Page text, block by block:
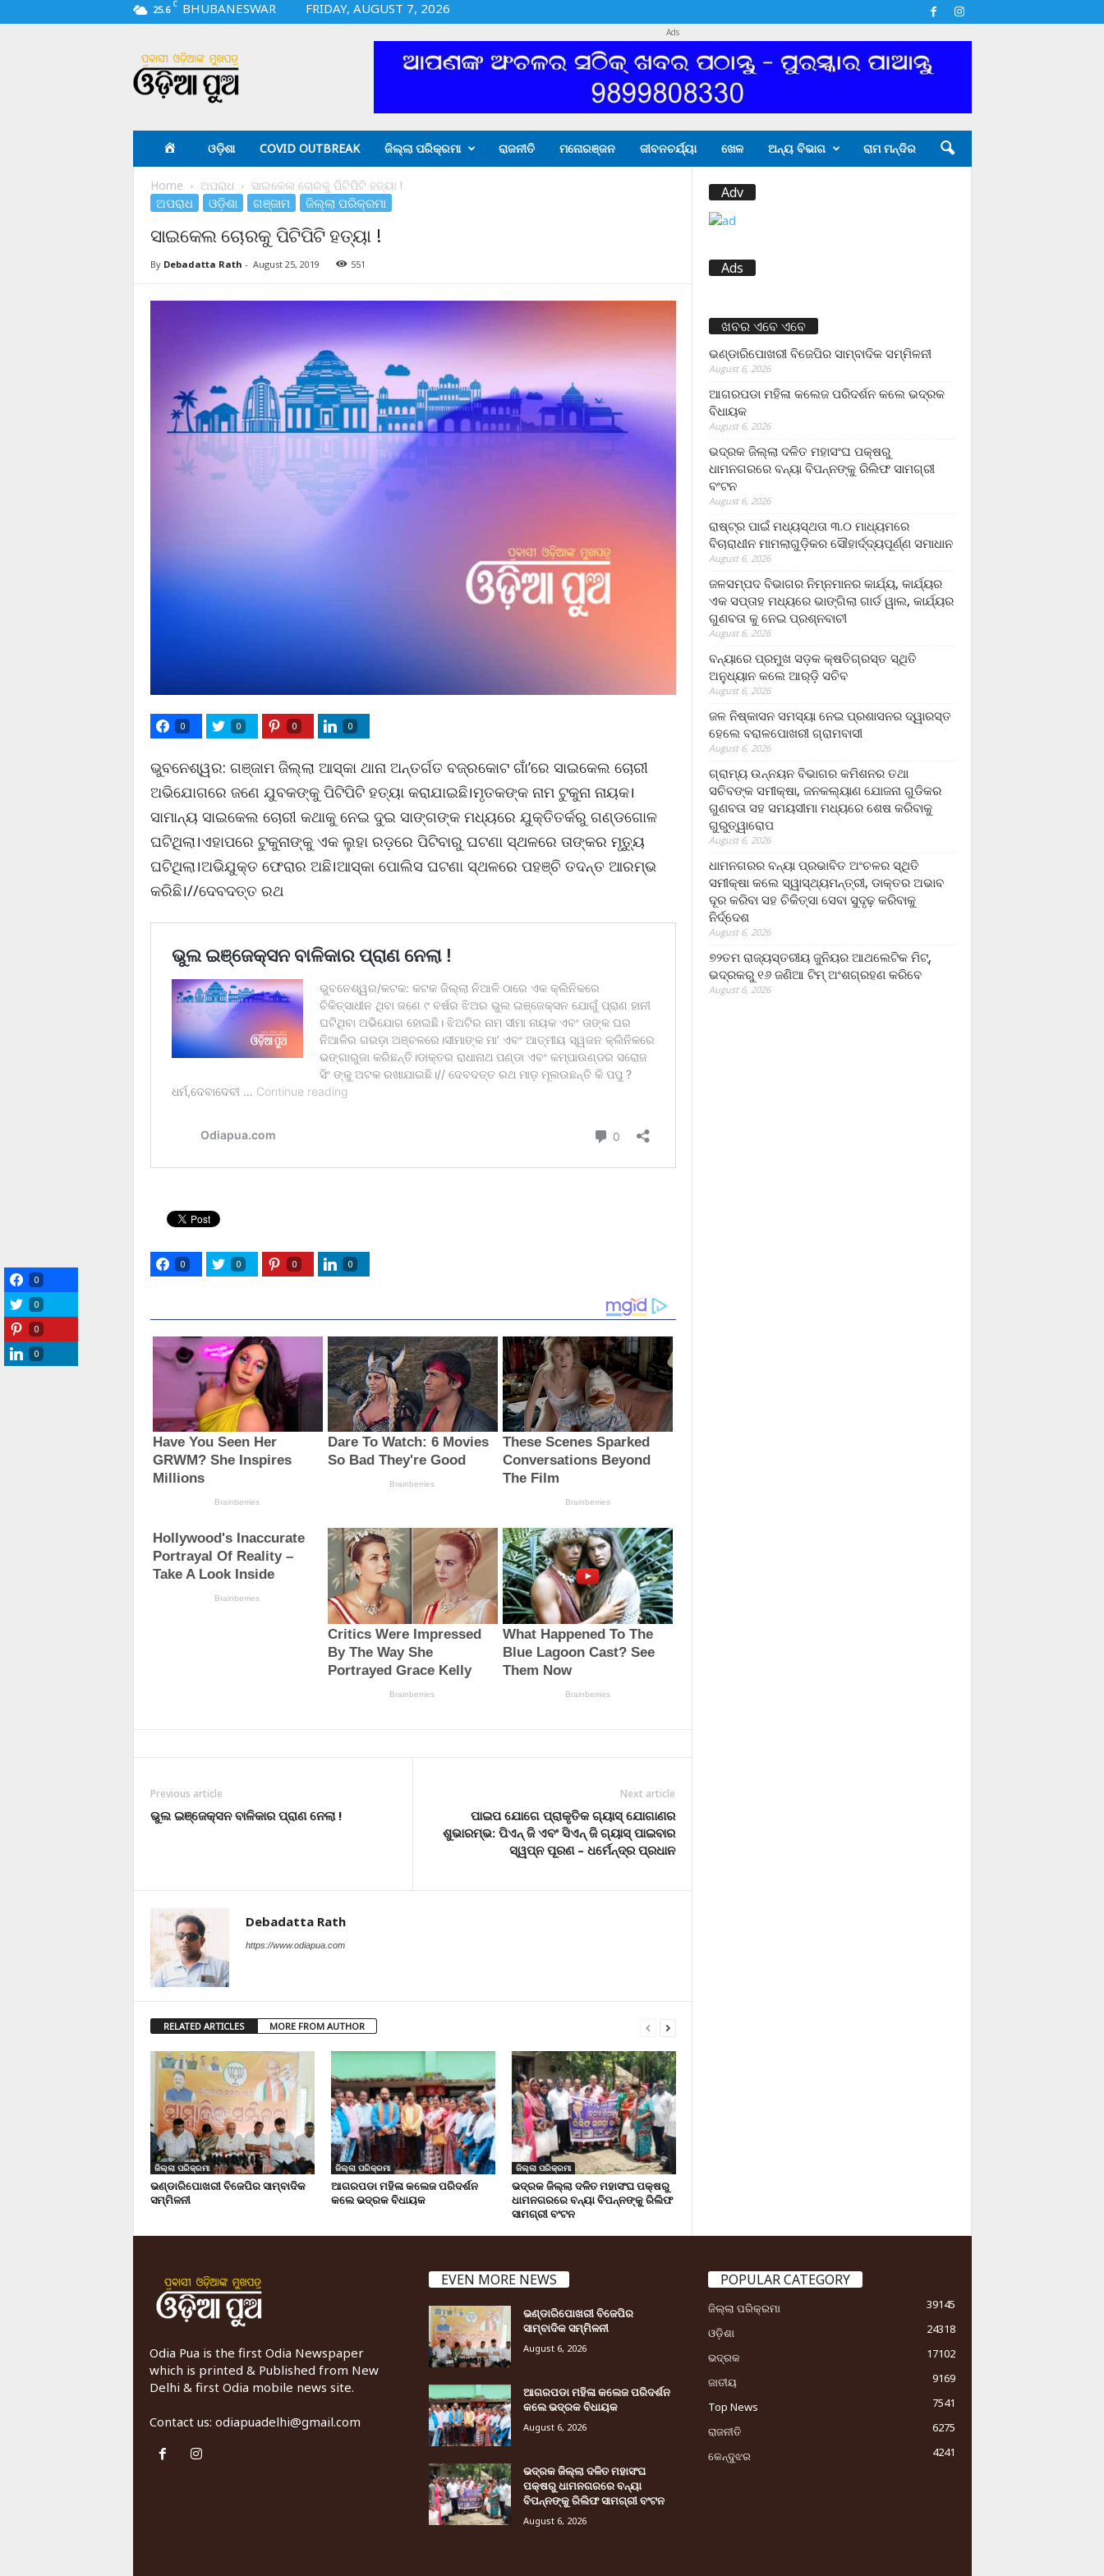
25.6 C BHUBANESWAR
FRIDAY, AUGUST 7, 2026
i
a
Ads
ଓଡ଼ିଶା COVID OUTBREAK ଜିଲ୍ଲା ପରିକ୍ରମା ରାଜନୀତି ମନୋରଞ୍ଜନ ଜୀବନଚର୍ଯ୍ୟା ଖେଳ ଅନ୍ୟ ବିଭାଗ ରାମ ମନ୍ଦିର
Home ଅପରାଧ ସାଇକେଲ ଚୋରକୁ ପିଟିପିଟି ହତ୍ୟା !
ଅପରାଧ ଓଡ଼ିଶା ଗଞ୍ଜାମ ଜିଲ୍ଲା ପରିକ୍ରମା
ସାଇକେଲ ଚୋରକୁ ପିଟିପିଟି ହତ୍ୟା !
By Debadatta Rath - August 25, 2019 551
0 0 0 0
ଭୁବନେଶ୍ୱର: ଗଞ୍ଜାମ ଜିଲ୍ଲା ଆସ୍କା ଥାନା ଅନ୍ତର୍ଗତ ବଜ୍ରକୋଟ ଗାଁ’ରେ ସାଇକେଲ ଚୋରୀ
ଅଭିଯୋଗରେ ଜଣେ ଯୁବକଙ୍କୁ ପିଟିପିଟି ହତ୍ୟା କରାଯାଇଛି।ମୃତକଙ୍କ ନାମ ଟୁକୁନା ନାୟକ।
ସାମାନ୍ୟ ସାଇକେଲ ଚୋରୀ କଥାକୁ ନେଇ ଦୁଇ ସାଙ୍ଗଙ୍କ ମଧ୍ୟରେ ଯୁକ୍ତିତର୍କରୁ ଗଣ୍ଡଗୋଳ
ଘଟିଥିଲା।ଏହାପରେ ଟୁକୁନାଙ୍କୁ ଏକ ଲୁହା ରଡ଼ରେ ପିଟିବାରୁ ଘଟଣା ସ୍ଥଳରେ ତାଙ୍କର ମୃତ୍ୟୁ
ଘଟିଥିଲା।ଅଭିଯୁକ୍ତ ଫେରାର ଅଛି।ଆସ୍କା ପୋଲିସ ଘଟଣା ସ୍ଥଳରେ ପହଞ୍ଚି ତଦନ୍ତ ଆରମ୍ଭ
କରିଛି।//ଦେବଦତ୍ତ ରଥ
0 0 0 0
Previous article
ଭୁଲ ଇଞ୍ଜେକ୍ସନ ବାଳିକାର ପ୍ରାଣ ନେଲା !
Next article
ପାଇପ ଯୋଗେ ପ୍ରାକୃତିକ ଗ୍ୟାସ୍ ଯୋଗାଣର
ଶୁଭାରମ୍ଭ: ପିଏନ୍ ଜି ଏବଂ ସିଏନ୍ ଜି ଗ୍ୟାସ୍ ପାଇବାର
ସ୍ୱପ୍ନ ପୂରଣ – ଧର୍ମେନ୍ଦ୍ର ପ୍ରଧାନ
Debadatta Rath
https://www.odiapua.com
RELATED ARTICLES MORE FROM AUTHOR
ଜିଲ୍ଲା ପରିକ୍ରମା
ଭଣ୍ଡାରିପୋଖରୀ ବିଜେପିର ସାମ୍ବାଦିକ
ସମ୍ମିଳନୀ
ଜିଲ୍ଲା ପରିକ୍ରମା
ଆଗରପଡା ମହିଳା କଲେଜ ପରିଦର୍ଶନ
କଲେ ଭଦ୍ରକ ବିଧାୟକ
ଜିଲ୍ଲା ପରିକ୍ରମା
ଭଦ୍ରକ ଜିଲ୍ଲା ଦଳିତ ମହାସଂଘ ପକ୍ଷରୁ
ଧାମନଗରରେ ବନ୍ୟା ବିପନ୍ନଙ୍କୁ ରିଲିଫ
ସାମଗ୍ରୀ ବଂଟନ
Adv
Ads
ଖବର ଏବେ ଏବେ
ଭଣ୍ଡାରିପୋଖରୀ ବିଜେପିର ସାମ୍ବାଦିକ ସମ୍ମିଳନୀ
August 6, 2026
ଆଗରପଡା ମହିଳା କଲେଜ ପରିଦର୍ଶନ କଲେ ଭଦ୍ରକ
ବିଧାୟକ
August 6, 2026
ଭଦ୍ରକ ଜିଲ୍ଲା ଦଳିତ ମହାସଂଘ ପକ୍ଷରୁ
ଧାମନଗରରେ ବନ୍ୟା ବିପନ୍ନଙ୍କୁ ରିଲିଫ ସାମଗ୍ରୀ
ବଂଟନ
August 6, 2026
ରାଷ୍ଟ୍ର ପାଇଁ ମଧ୍ୟସ୍ଥତା ୩.୦ ମାଧ୍ୟମରେ
ବିଚାରାଧୀନ ମାମଲାଗୁଡ଼ିକର ସୌହାର୍ଦ୍ଦ୍ୟପୂର୍ଣ୍ଣ ସମାଧାନ
August 6, 2026
ଜଳସମ୍ପଦ ବିଭାଗର ନିମ୍ନମାନର କାର୍ଯ୍ୟ, କାର୍ଯ୍ୟର
ଏକ ସପ୍ତାହ ମଧ୍ୟରେ ଭାଙ୍ଗିଲା ଗାର୍ଡ ୱାଲ, କାର୍ଯ୍ୟର
ଗୁଣବତା କୁ ନେଇ ପ୍ରଶ୍ନବାଚୀ
August 6, 2026
ବନ୍ୟାରେ ପ୍ରମୁଖ ସଡ଼କ କ୍ଷତିଗ୍ରସ୍ତ ସ୍ଥିତି
ଅନୁଧ୍ୟାନ କଲେ ଆର୍‌ଡ଼ି ସଚିବ
August 6, 2026
ଜଳ ନିଷ୍କାସନ ସମସ୍ୟା ନେଇ ପ୍ରଶାସନର ଦ୍ୱାରସ୍ତ
ହେଲେ ବରାଳପୋଖରୀ ଗ୍ରାମବାସୀ
August 6, 2026
ଗ୍ରାମ୍ୟ ଉନ୍ନୟନ ବିଭାଗର କମିଶନର ତଥା
ସଚିବଙ୍କ ସମୀକ୍ଷା, ଜନକଲ୍ୟାଣ ଯୋଜନା ଗୁଡିକର
ଗୁଣବତା ସହ ସମୟସୀମା ମଧ୍ୟରେ ଶେଷ କରିବାକୁ
ଗୁରୁତ୍ୱାରୋପ
August 6, 2026
ଧାମନଗରର ବନ୍ୟା ପ୍ରଭାବିତ ଅଂଚଳର ସ୍ଥିତି
ସମୀକ୍ଷା କଲେ ସ୍ୱାସ୍ଥ୍ୟମନ୍ତ୍ରୀ, ଡାକ୍ତର ଅଭାବ
ଦୂର କରିବା ସହ ଚିକିତ୍ସା ସେବା ସୁଦୃଢ଼ କରିବାକୁ
ନିର୍ଦ୍ଦେଶ
August 6, 2026
୭୨ତମ ରାଜ୍ୟସ୍ତରୀୟ ଜୁନିୟର ଆଥଲେଟିକ ମିଟ୍‌,
ଭଦ୍ରକରୁ ୧୬ ଜଣିଆ ଟିମ୍ ଅଂଶଗ୍ରହଣ କରିବେ
August 6, 2026
Odia Pua is the first Odia Newspaper
which is printed & Published from New
Delhi & first Odia mobile news site.
Contact us: odiapuadelhi@gmail.com
EVEN MORE NEWS
ଭଣ୍ଡାରିପୋଖରୀ ବିଜେପିର
ସାମ୍ବାଦିକ ସମ୍ମିଳନୀ
August 6, 2026
ଆଗରପଡା ମହିଳା କଲେଜ ପରିଦର୍ଶନ
କଲେ ଭଦ୍ରକ ବିଧାୟକ
August 6, 2026
ଭଦ୍ରକ ଜିଲ୍ଲା ଦଳିତ ମହାସଂଘ
ପକ୍ଷରୁ ଧାମନଗରରେ ବନ୍ୟା
ବିପନ୍ନଙ୍କୁ ରିଲିଫ ସାମଗ୍ରୀ ବଂଟନ
August 6, 2026
POPULAR CATEGORY
ଜିଲ୍ଲା ପରିକ୍ରମା
39145
ଓଡ଼ିଶା
24318
ଭଦ୍ରକ
17102
ଜାତୀୟ
9169
Top News
7541
ରାଜନୀତି
6275
କେନ୍ଦୁଝର
4241
0
0
0
0